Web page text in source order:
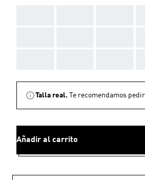
Talla real. Te recomendamos
Añadir al carrito